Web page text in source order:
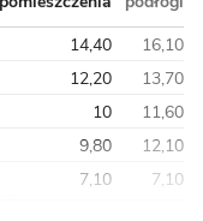
14,40
16,10
12,20
13,70
10
11,60
9,80
12,10
7,10
7,10